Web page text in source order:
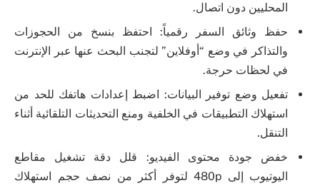
المحليين دون اتصال.
حفظ وثائق السفر رقمياً: احتفظ بنسخ من الحجوزات
والتذاكر في وضع “أوفلاين” لتجنب البحث عنها عبر الإنترنت
في لحظات حرجة.
تفعيل وضع توفير البيانات: اضبط إعدادات هاتفك للحد من
استهلاك التطبيقات في الخلفية ومنع التحديثات التلقائية أثناء
التنقل.
خفض جودة محتوى الفيديو: قلل دقة تشغيل مقاطع
اليوتيوب إلى 480p لتوفر أكثر من نصف حجم استهلاك